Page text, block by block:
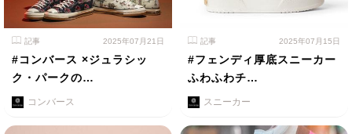
記事 2025年07月21日
#コンバース ×ジュラシッ
ク・パークの…
コンバース
記事 2025年07月15日
#フェンディ厚底スニーカー
ふわふわチ…
スニーカー